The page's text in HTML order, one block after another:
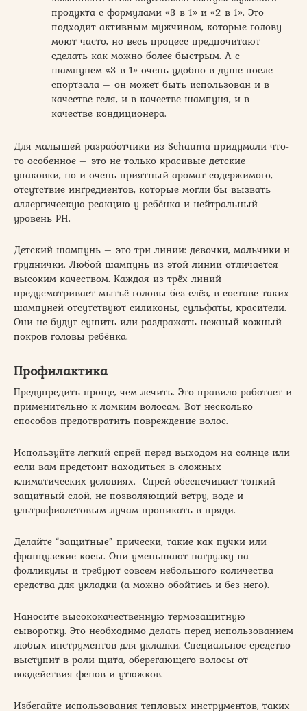
продукта с формулами «3 в 1» и «2 в 1». Это
подходит активным мужчинам, которые голову
моют часто, но весь процесс предпочитают
сделать как можно более быстрым. А с
шампунем «3 в 1» очень удобно в душе после
спортзала – он может быть использован и в
качестве геля, и в качестве шампуня, и в
качестве кондиционера.
Для малышей разработчики из Schauma придумали что-
то особенное – это не только красивые детские
упаковки, но и очень приятный аромат содержимого,
отсутствие ингредиентов, которые могли бы вызвать
аллергическую реакцию у ребёнка и нейтральный
уровень РН.
Детский шампунь – это три линии: девочки, мальчики и
груднички. Любой шампунь из этой линии отличается
высоким качеством. Каждая из трёх линий
предусматривает мытьё головы без слёз, в составе таких
шампуней отсутствуют силиконы, сульфаты, красители.
Они не будут сушить или раздражать нежный кожный
покров головы ребёнка.
Профилактика
Предупредить проще, чем лечить. Это правило работает и
применительно к ломким волосам. Вот несколько
способов предотвратить повреждение волос.
Используйте легкий спрей перед выходом на солнце или
если вам предстоит находиться в сложных
климатических условиях. Спрей обеспечивает тонкий
защитный слой, не позволяющий ветру, воде и
ультрафиолетовым лучам проникать в пряди.
Делайте “защитные” прически, такие как пучки или
французские косы. Они уменьшают нагрузку на
фолликулы и требуют совсем небольшого количества
средства для укладки (а можно обойтись и без него).
Наносите высококачественную термозащитную
сыворотку. Это необходимо делать перед использованием
любых инструментов для укладки. Специальное средство
выступит в роли щита, оберегающего волосы от
воздействия фенов и утюжков.
Избегайте использования тепловых инструментов, таких